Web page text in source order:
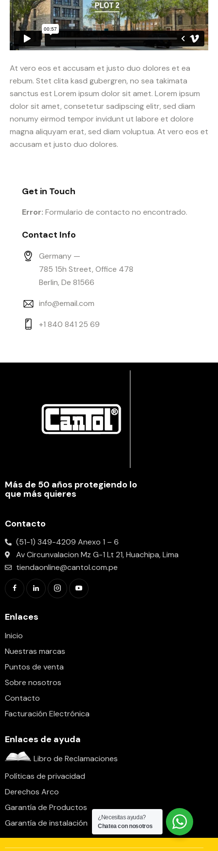
At vero eos et accusam et justo duo dolores et ea
rebum. Stet clita kasd gubergren, no sea takimata
sanctus est Lorem ipsum dolor sit amet. Lorem ipsum
dolor sit amet, consetetur sadipscing elitr, sed diam
nonumy eirmod tempor invidunt ut labore et dolore
magna aliquyam erat, sed diam voluptua. At vero eos et
accusam et justo duo dolores.
Get in Touch
Error: Formulario de contacto no encontrado.
Contact Info
Germany —
785 15h Street, Office 478
Berlin, De 81566
info@email.com
+1 840 841 25 69
Más de 50 años protegiendo lo
que más quieres
Contacto
(51-1) 349-4209 Anexo 1 – 6
Av Circunvalacion Mz G-1 Lt 21, Huachipa, Lima
tiendaonline@cantol.com.pe
Enlaces
Inicio
Nuestras marcas
Puntos de venta
Sobre nosotros
Contacto
Facturación Electrónica
Enlaces de ayuda
Libro de Reclamaciones
Políticas de privacidad
Derechos Arco
Garantía de Productos
Garantía de instalación
¿Necesitas ayuda?
Chatea con nosotros